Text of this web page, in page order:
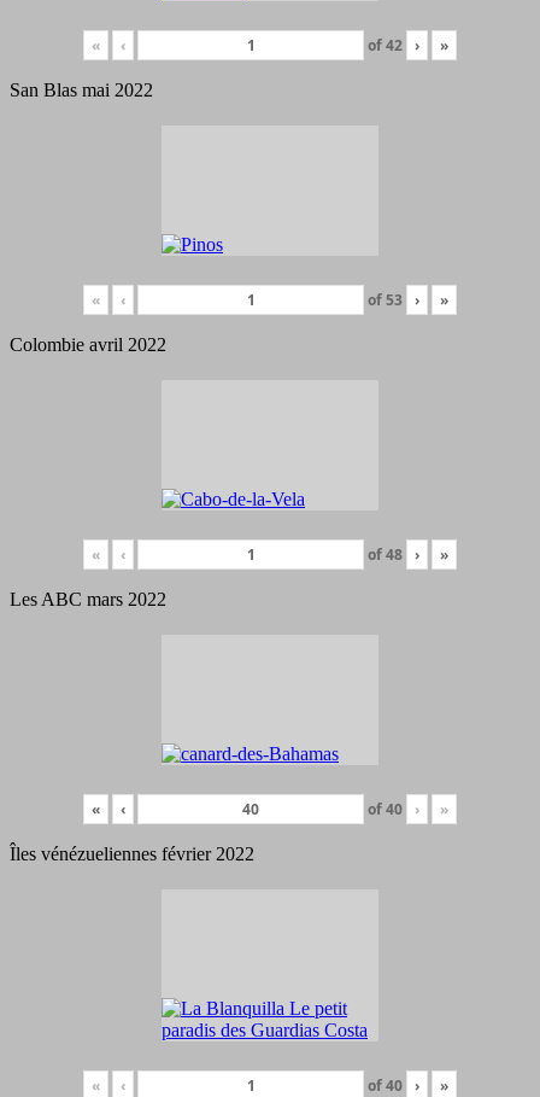
« ‹ of42 › »
San Blas mai 2022
« ‹ of53 › »
Colombie avril 2022
« ‹ of48 › »
Les ABC mars 2022
« ‹ of40 › »
Îles vénézueliennes février 2022
« ‹ of40 › »